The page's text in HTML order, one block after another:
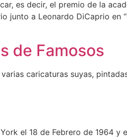
es decir, el premio de la
junto a Leonardo DiCaprio en
de Famosos
caricaturas suyas,
el 18 de Febrero de 1964